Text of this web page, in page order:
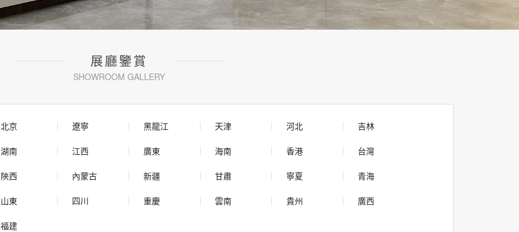
展廳鑒賞
SHOWROOM GALLERY
北京 遼寧 黑龍江 天津 河北 吉林
湖南 江西 廣東 海南 香港 台灣
陝西 內蒙古 新疆 甘肅 寧夏 青海
山東 四川 重慶 雲南 貴州 廣西
福建